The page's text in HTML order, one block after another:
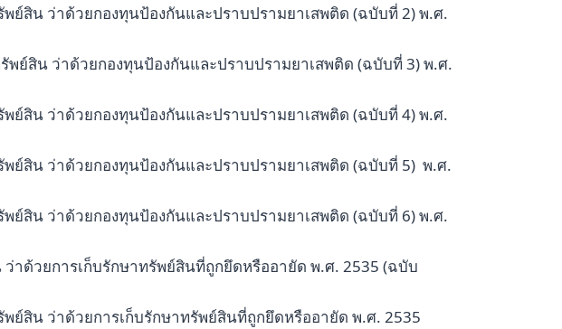
ย์สิน ว่าด้วยกองทุนป้องกันและปราบปรามยาเสพติด (ฉบับที่ 2) พ.ศ.
พย์สิน ว่าด้วยกองทุนป้องกันและปราบปรามยาเสพติด (ฉบับที่ 3) พ.ศ.
ย์สิน ว่าด้วยกองทุนป้องกันและปราบปรามยาเสพติด (ฉบับที่ 4) พ.ศ.
ย์สิน ว่าด้วยกองทุนป้องกันและปราบปรามยาเสพติด (ฉบับที่ 5) พ.ศ.
ย์สิน ว่าด้วยกองทุนป้องกันและปราบปรามยาเสพติด (ฉบับที่ 6) พ.ศ.
าด้วยการเก็บรักษาทรัพย์สินที่ถูกยึดหรืออายัด พ.ศ. 2535 (ฉบับ
ย์สิน ว่าด้วยการเก็บรักษาทรัพย์สินที่ถูกยึดหรืออายัด พ.ศ. 2535